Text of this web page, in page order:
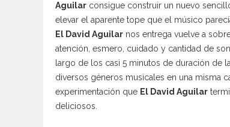
Aguilar consigue construir un nuevo
elevar el aparente tope que el músico
El David Aguilar nos entrega vuelve a
atención, esmero, cuidado y cantidad de
largo de los casi 5 minutos de duración de
diversos géneros musicales en una misma
experimentación que El David Aguilar
deliciosos.